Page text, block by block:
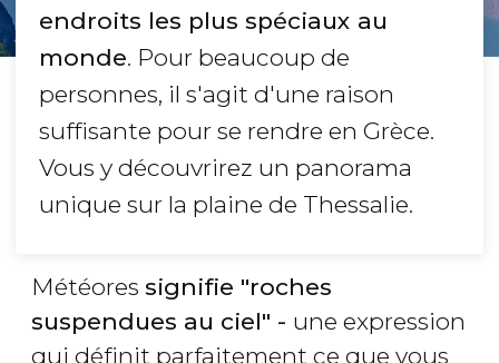
endroits les plus spéciaux au
monde. Pour beaucoup de
personnes, il s'agit d'une raison
suffisante pour se rendre en Grèce.
Vous y découvrirez un panorama
unique sur la plaine de Thessalie.
Météores signifie "roches
suspendues au ciel" - une expression
qui définit parfaitement ce que vous